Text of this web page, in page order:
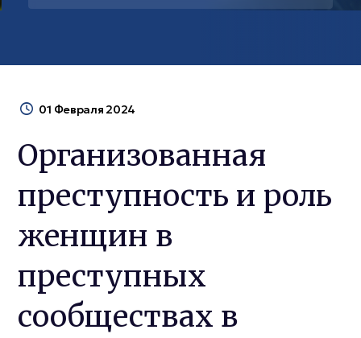
01 Февраля 2024
Организованная
преступность и роль
женщин в
преступных
сообществах в